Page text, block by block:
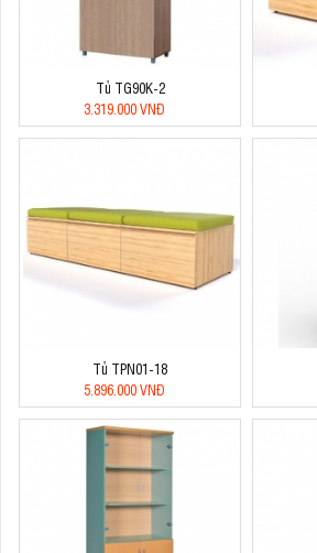
Tủ TG90K-2
3.319.000 VNĐ
Tủ TPN01-18
5.896.000 VNĐ